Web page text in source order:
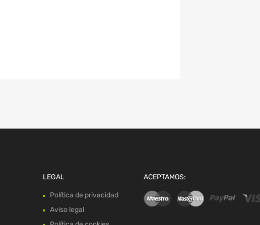
LEGAL
Política de privacidad
Aviso legal
ACEPTAMOS: